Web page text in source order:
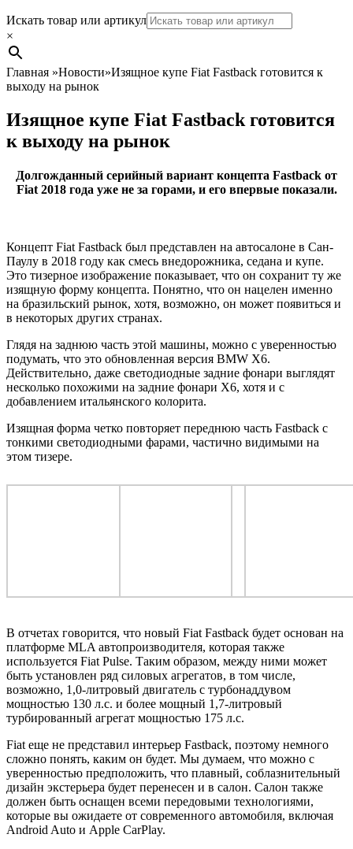
Search
Искать товар или артикул
×
Главная »Новости»Изящное купе Fiat Fastback готовится к
выходу на рынок
Изящное купе Fiat Fastback готовится
к выходу на рынок
Долгожданный серийный вариант концепта Fastback от
Fiat 2018 года уже не за горами, и его впервые показали.
Концепт Fiat Fastback был представлен на автосалоне в Сан-
Паулу в 2018 году как смесь внедорожника, седана и купе.
Это тизерное изображение показывает, что он сохранит ту же
изящную форму концепта. Понятно, что он нацелен именно
на бразильский рынок, хотя, возможно, он может появиться и
в некоторых других странах.
Глядя на заднюю часть этой машины, можно с уверенностью
подумать, что это обновленная версия BMW X6.
Действительно, даже светодиодные задние фонари выглядят
несколько похожими на задние фонари X6, хотя и с
добавлением итальянского колорита.
Изящная форма четко повторяет переднюю часть Fastback с
тонкими светодиодными фарами, частично видимыми на
этом тизере.
В отчетах говорится, что новый Fiat Fastback будет основан на
платформе MLA автопроизводителя, которая также
используется Fiat Pulse. Таким образом, между ними может
быть установлен ряд силовых агрегатов, в том числе,
возможно, 1,0-литровый двигатель с турбонаддувом
мощностью 130 л.с. и более мощный 1,7-литровый
турбированный агрегат мощностью 175 л.с.
Fiat еще не представил интерьер Fastback, поэтому немного
сложно понять, каким он будет. Мы думаем, что можно с
уверенностью предположить, что плавный, соблазнительный
дизайн экстерьера будет перенесен и в салон. Салон также
должен быть оснащен всеми передовыми технологиями,
которые вы ожидаете от современного автомобиля, включая
Android Auto и Apple CarPlay.